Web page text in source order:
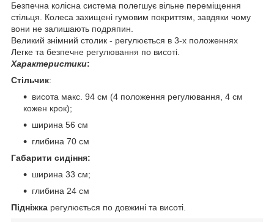
Безпечна колісна система полегшує вільне переміщення
стільця. Колеса захищені гумовим покриттям, завдяки чому
вони не залишають подряпин.
Великий знімний столик - регулюється в 3-х положеннях
Легке та безпечне регулювання по висоті.
Характеристики:
Стільчик:
висота макс. 94 см (4 положення регулювання, 4 см
кожен крок);
ширина 56 см
глибина 70 см
Габарити сидіння:
ширина 33 см;
глибина 24 см
Підніжка регулюється по довжині та висоті.